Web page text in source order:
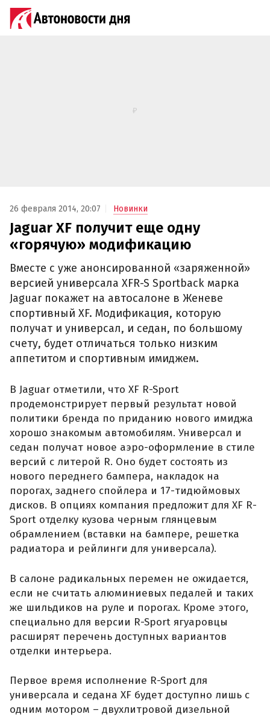
26 февраля 2014, 20:07 Новинки
Jaguar XF получит еще одну
«горячую» модификацию
Вместе с уже анонсированной «заряженной»
версией универсала XFR-S Sportback марка
Jaguar покажет на автосалоне в Женеве
спортивный XF. Модификация, которую
получат и универсал, и седан, по большому
счету, будет отличаться только низким
аппетитом и спортивным имиджем.
В Jaguar отметили, что XF R-Sport
продемонстрирует первый результат новой
политики бренда по приданию нового имиджа
хорошо знакомым автомобилям. Универсал и
седан получат новое аэро-оформление в стиле
версий с литерой R. Оно будет состоять из
нового переднего бампера, накладок на
порогах, заднего спойлера и 17-тидюймовых
дисков. В опциях компания предложит для XF R-
Sport отделку кузова черным глянцевым
обрамлением (вставки на бампере, решетка
радиатора и рейлинги для универсала).
В салоне радикальных перемен не ожидается,
если не считать алюминиевых педалей и таких
же шильдиков на руле и порогах. Кроме этого,
специально для версии R-Sport ягуаровцы
расширят перечень доступных вариантов
отделки интерьера.
Первое время исполнение R-Sport для
универсала и седана XF будет доступно лишь с
одним мотором – двухлитровой дизельной